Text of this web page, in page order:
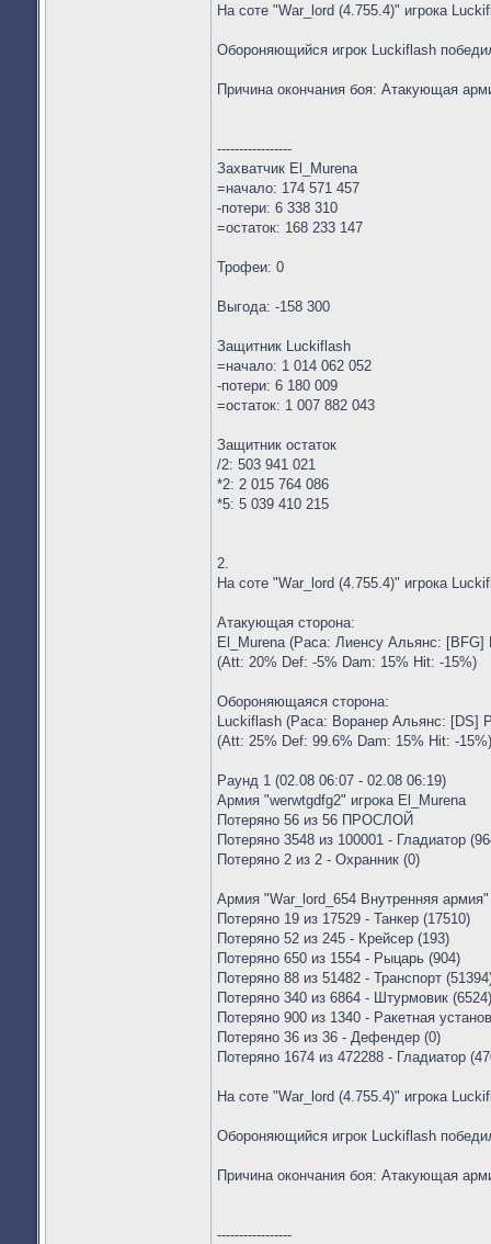
На соте "War_lord (4.755.4)" игрока
Обороняющийся игрок Luckiflash
Причина окончания боя: Атакующая
-----------------
Захватчик El_Murena
=начало: 174 571 457
-потери: 6 338 310
=остаток: 168 233 147
Трофеи: 0
Выгода: -158 300
Защитник Luckiflash
=начало: 1 014 062 052
-потери: 6 180 009
=остаток: 1 007 882 043
Защитник остаток
/2: 503 941 021
*2: 2 015 764 086
*5: 5 039 410 215
2.
На соте "War_lord (4.755.4)" игрока
Атакующая сторона:
El_Murena (Раса: Лиенсу Альянс:
(Att: 20% Def: -5% Dam: 15% Hit: -15%)
Обороняющаяся сторона:
Luckiflash (Раса: Воранер Альянс: [DS]
(Att: 25% Def: 99.6% Dam: 15% Hit: -15%)
Раунд 1 (02.08 06:07 - 02.08 06:19)
Армия "werwtgdfg2" игрока El_Murena
Потеряно 56 из 56 ПРОСЛОЙ
Потеряно 3548 из 100001 - Гладиатор
Потеряно 2 из 2 - Охранник (0)
Армия "War_lord_654 Внутренняя
Потеряно 19 из 17529 - Танкер (17510)
Потеряно 52 из 245 - Крейсер (193)
Потеряно 650 из 1554 - Рыцарь (904)
Потеряно 88 из 51482 - Транспорт
Потеряно 340 из 6864 - Штурмовик (6524)
Потеряно 900 из 1340 - Ракетная
Потеряно 36 из 36 - Дефендер (0)
Потеряно 1674 из 472288 - Гладиатор
На соте "War_lord (4.755.4)" игрока
Обороняющийся игрок Luckiflash
Причина окончания боя: Атакующая
-----------------